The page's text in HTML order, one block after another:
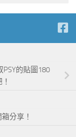
的貼圖180
分享！